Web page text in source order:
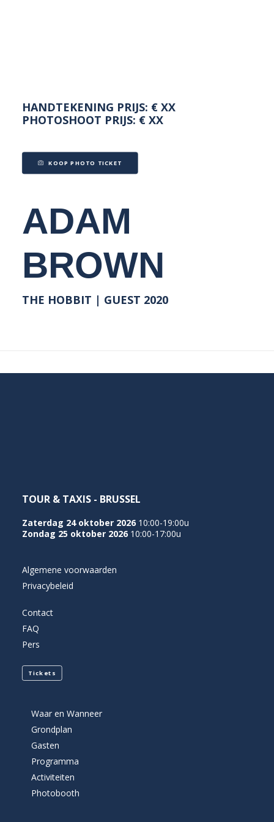
HANDTEKENING PRIJS: € XX
PHOTOSHOOT PRIJS: € XX
KOOP PHOTO TICKET
ADAM
BROWN
THE HOBBIT | GUEST 2020
TOUR & TAXIS - BRUSSEL
Zaterdag 24 oktober 2026 10:00-19:00u
Zondag 25 oktober 2026 10:00-17:00u
Algemene voorwaarden
Privacybeleid
Contact
FAQ
Pers
Tickets
Waar en Wanneer
Grondplan
Gasten
Programma
Activiteiten
Photobooth